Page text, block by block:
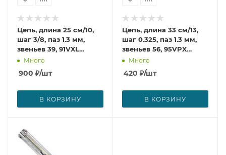
Цепь, длина 25 см/10,
шаг 3/8, паз 1.3 мм,
звеньев 39, 91VXL
Makita 196142-7
Много
900 ₽/шт
В КОРЗИНУ
Цепь, длина 33 см/13,
шаг 0.325, паз 1.3 мм,
звеньев 56, 95VPX
Makita 532484056
Много
420 ₽/шт
В КОРЗИНУ